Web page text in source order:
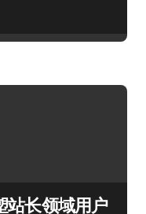
站长领域用户